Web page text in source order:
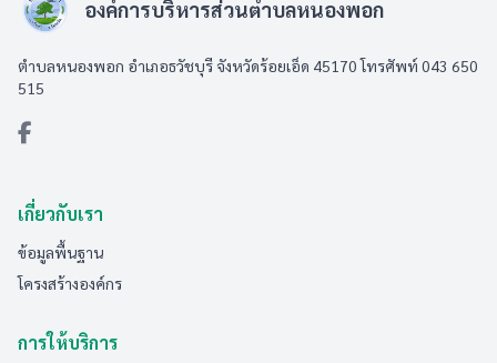
องค์การบริหารส่วนตำบลหนองพอก
ตำบลหนองพอก อำเภอธวัชบุรี จังหวัดร้อยเอ็ด 45170 โทรศัพท์ 043 650
515
เกี่ยวกับเรา
ข้อมูลพื้นฐาน
โครงสร้างองค์กร
การให้บริการ